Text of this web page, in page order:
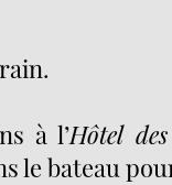
à l’Hôtel
le bateau